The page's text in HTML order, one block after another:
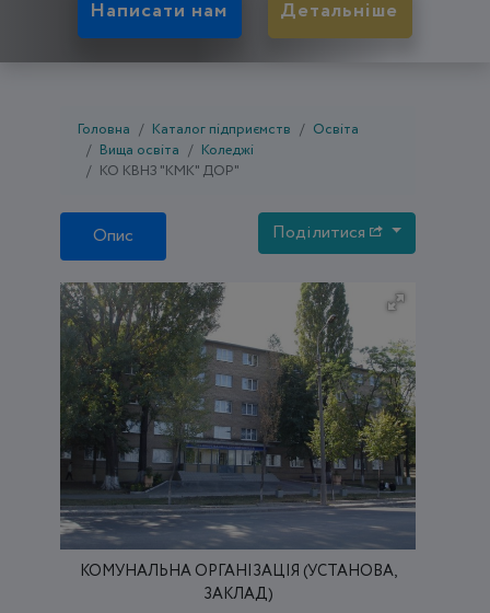
Написати нам Детальніше
Головна Каталог підприємств
Освіта
Вища освіта
Коледжі
КО КВНЗ "КМК" ДОР"
Опис Поділитися
КОМУНАЛЬНА ОРГАНІЗАЦІЯ (УСТАНОВА,
ЗАКЛАД)